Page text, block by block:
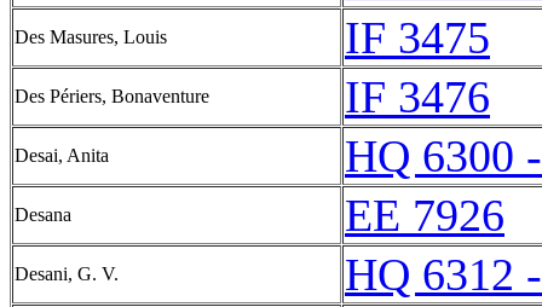
Des Masures, Louis IF 3475
Des Périers, Bonaventure IF 3476
Desai, Anita HQ 6300
Desana EE 7926
Desani, G. V. HQ 6312